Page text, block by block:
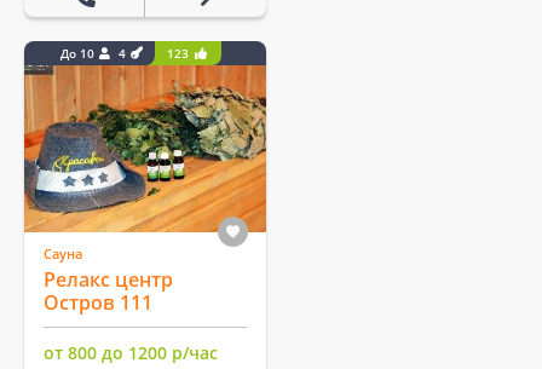
До 10 4 123
Сауна
Релакс центр
Остров 111
от 800 до 1200 р/час